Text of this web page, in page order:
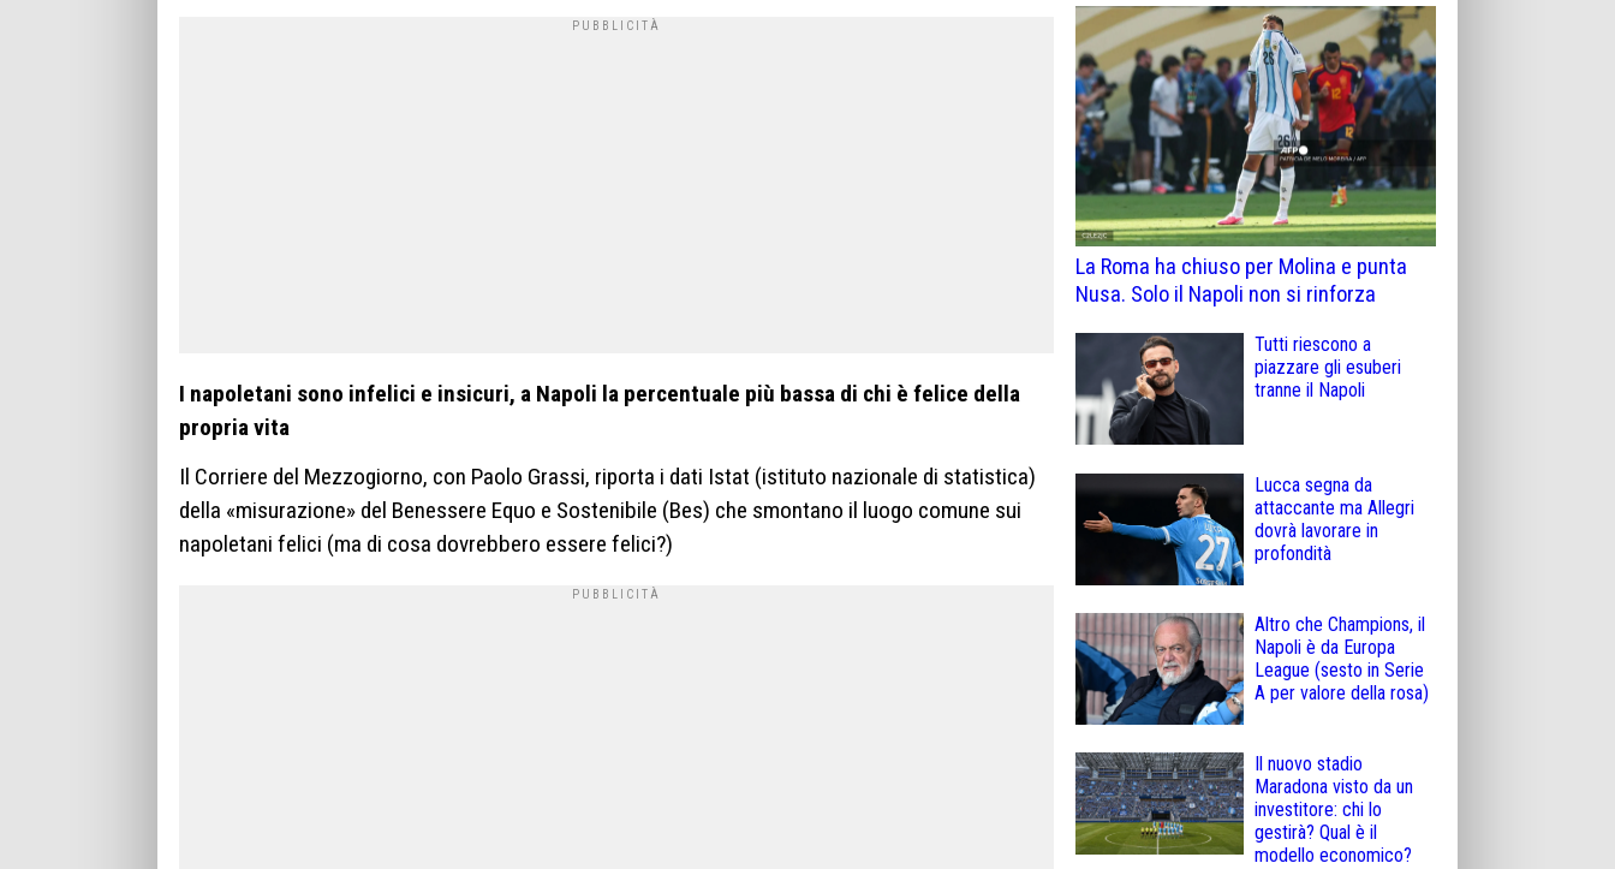
I napoletani sono infelici e insicuri, a Napoli la percentuale più bassa di chi è felice della
propria vita
Il Corriere del Mezzogiorno, con Paolo Grassi, riporta i dati Istat (istituto nazionale di statistica)
della «misurazione» del Benessere Equo e Sostenibile (Bes) che smontano il luogo comune sui
napoletani felici (ma di cosa dovrebbero essere felici?)
La Roma ha chiuso per Molina e punta
Nusa. Solo il Napoli non si rinforza
Tutti riescono a
piazzare gli esuberi
tranne il Napoli
Lucca segna da
attaccante ma Allegri
dovrà lavorare in
profondità
Altro che Champions, il
Napoli è da Europa
League (sesto in Serie
A per valore della rosa)
Il nuovo stadio
Maradona visto da un
investitore: chi lo
gestirà? Qual è il
modello economico?